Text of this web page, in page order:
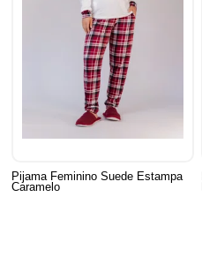
Pijama Feminino Suede Estampa
Caramelo